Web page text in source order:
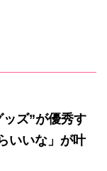
ズ”が優秀す
いいな」が叶